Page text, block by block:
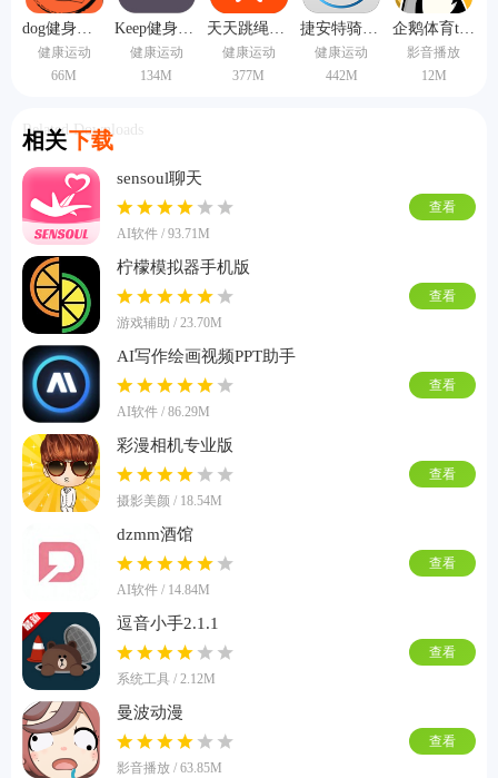
dog健身管理app
健康运动
66M
Keep健身软件
健康运动
134M
天天跳绳app
健康运动
377M
捷安特骑行软件
健康运动
442M
企鹅体育tv版
影音播放
12M
相关下载
Related Downloads
sensoul聊天
AI软件 / 93.71M
查看
柠檬模拟器手机版
游戏辅助 / 23.70M
查看
AI写作绘画视频PPT助手
AI软件 / 86.29M
查看
彩漫相机专业版
摄影美颜 / 18.54M
查看
dzmm酒馆
AI软件 / 14.84M
查看
逗音小手2.1.1
系统工具 / 2.12M
查看
曼波动漫
影音播放 / 63.85M
查看